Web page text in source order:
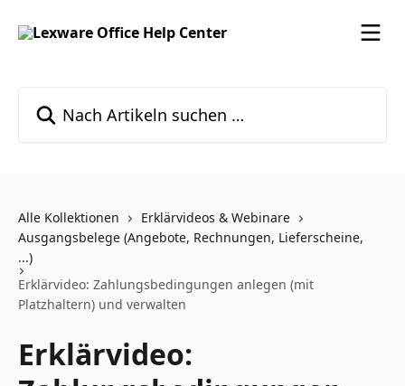
Alle Kollektionen
Erklärvideos & Webinare
Ausgangsbelege (Angebote, Rechnungen, Lieferscheine,
...)
Erklärvideo: Zahlungsbedingungen anlegen (mit
Platzhaltern) und verwalten
Erklärvideo: